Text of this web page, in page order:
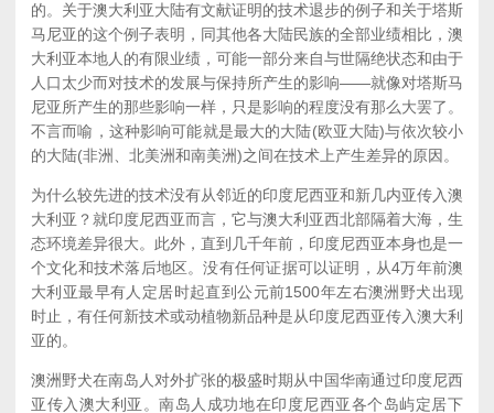
的。关于澳大利亚大陆有文献证明的技术退步的例子和关于塔斯
马尼亚的这个例子表明，同其他各大陆民族的全部业绩相比，澳
大利亚本地人的有限业绩，可能一部分来自与世隔绝状态和由于
人口太少而对技术的发展与保持所产生的影响——就像对塔斯马
尼亚所产生的那些影响一样，只是影响的程度没有那么大罢了。
不言而喻，这种影响可能就是最大的大陆(欧亚大陆)与依次较小
的大陆(非洲、北美洲和南美洲)之间在技术上产生差异的原因。
为什么较先进的技术没有从邻近的印度尼西亚和新几内亚传入澳
大利亚？就印度尼西亚而言，它与澳大利亚西北部隔着大海，生
态环境差异很大。此外，直到几千年前，印度尼西亚本身也是一
个文化和技术落后地区。没有任何证据可以证明，从4万年前澳
大利亚最早有人定居时起直到公元前1500年左右澳洲野犬出现
时止，有任何新技术或动植物新品种是从印度尼西亚传入澳大利
亚的。
澳洲野犬在南岛人对外扩张的极盛时期从中国华南通过印度尼西
亚传入澳大利亚。南岛人成功地在印度尼西亚各个岛屿定居下